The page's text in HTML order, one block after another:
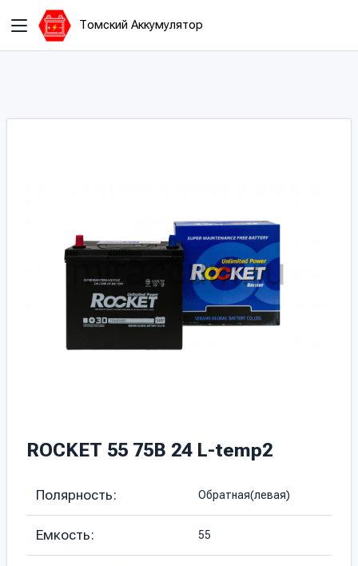
Томский Аккумулятор
ROCKET 55 75B 24 L-temp2
Полярность: Обратная(левая)
Емкость: 55